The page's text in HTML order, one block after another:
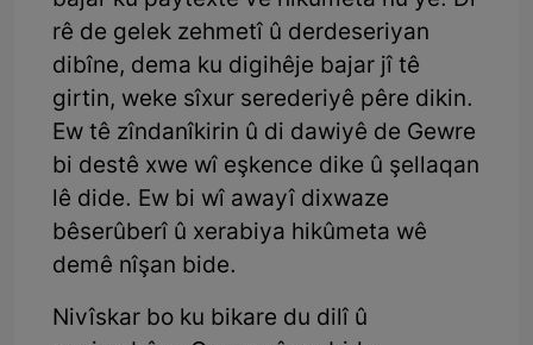
rê de gelek zehmetî û derdeseriyan
dibîne, dema ku digihêje bajar jî tê
girtin, weke sîxur serederiyê pêre dikin.
Ew tê zîndanîkirin û di dawiyê de Gewre
bi destê xwe wî eşkence dike û şellaqan
lê dide. Ew bi wî awayî dixwaze
bêserûberî û xerabiya hikûmeta wê
demê nîşan bide.
Nivîskar bo ku bikare du dilî û